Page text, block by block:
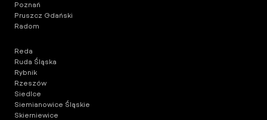
Poznań
Pruszcz Gdański
Radom
Reda
Ruda Śląska
Rybnik
Rzeszów
Siedlce
Siemianowice Śląskie
Skierniewice